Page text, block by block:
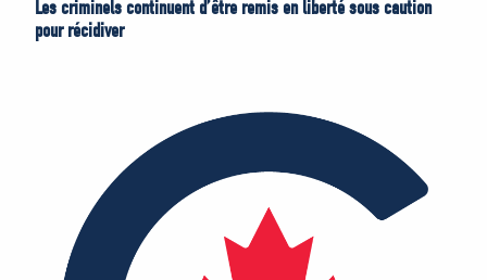
Les criminels continuent d’être remis en liberté sous caution
pour récidiver